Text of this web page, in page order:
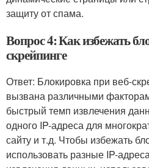
защиту от спама.
Вопрос 4: Как избежать
скрейпинге
Ответ: Блокировка при веб-
вызвана различными
быстрый темп извлечения
одного IP-адреса для
сайту и т.д. Чтобы избежать
использовать разные IP-